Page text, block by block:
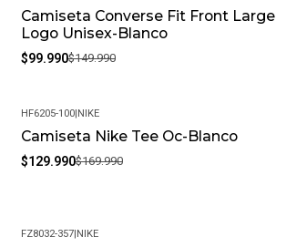
-33%
Camiseta Converse Fit Front Large
Logo Unisex-Blanco
$99.990$149.990
-24%
HF6205-100|NIKE
Camiseta Nike Tee Oc-Blanco
$129.990$169.990
FZ8032-357|NIKE